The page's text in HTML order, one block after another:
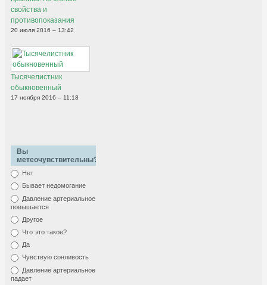
свойства и
противопоказания
20 июля 2016 – 13:42
Тысячелистник
обыкновенный
17 ноября 2016 – 11:18
Вы
метеочувствительны?
Нет
Бывает недомогание
Давление артериальное
повышается
Другое
Что это такое?
Да
Чувствую сонливость
Давление артериальное
падает